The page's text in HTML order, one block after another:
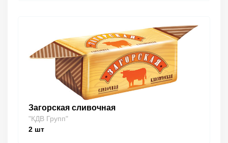
Загорская сливочная
"КДВ Групп"
2 шт